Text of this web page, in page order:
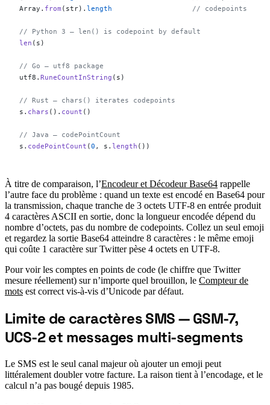
Array. from (str). length
                   // codepoints
// Python 3 — len() is codepoint by default
len (s)
// Go — utf8 package
utf8. RuneCountInString (s)
// Rust — chars() iterates codepoints
s. chars (). count ()
// Java — codePointCount
s. codePointCount (0 , s. length ())
À titre de comparaison, l’Encodeur et Décodeur Base64 rappelle
l’autre face du problème : quand un texte est encodé en Base64 pour
la transmission, chaque tranche de 3 octets UTF-8 en entrée produit
4 caractères ASCII en sortie, donc la longueur encodée dépend du
nombre d’octets, pas du nombre de codepoints. Collez un seul emoji
et regardez la sortie Base64 atteindre 8 caractères : le même emoji
qui coûte 1 caractère sur Twitter pèse 4 octets en UTF-8.
Pour voir les comptes en points de code (le chiffre que Twitter
mesure réellement) sur n’importe quel brouillon, le Compteur de
mots est correct vis-à-vis d’Unicode par défaut.
#
Limite de caractères SMS — GSM-7,
UCS-2 et messages multi-segments
Le SMS est le seul canal majeur où ajouter un emoji peut
littéralement doubler votre facture. La raison tient à l’encodage, et le
calcul n’a pas bougé depuis 1985.